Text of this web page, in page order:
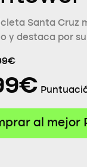
Santa Cruz
y destaca por su
al mejor